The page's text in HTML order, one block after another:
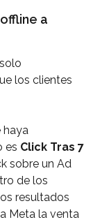
a
los clientes
haya
es Click Tras 7
sobre un Ad
de los
resultados
Meta la venta